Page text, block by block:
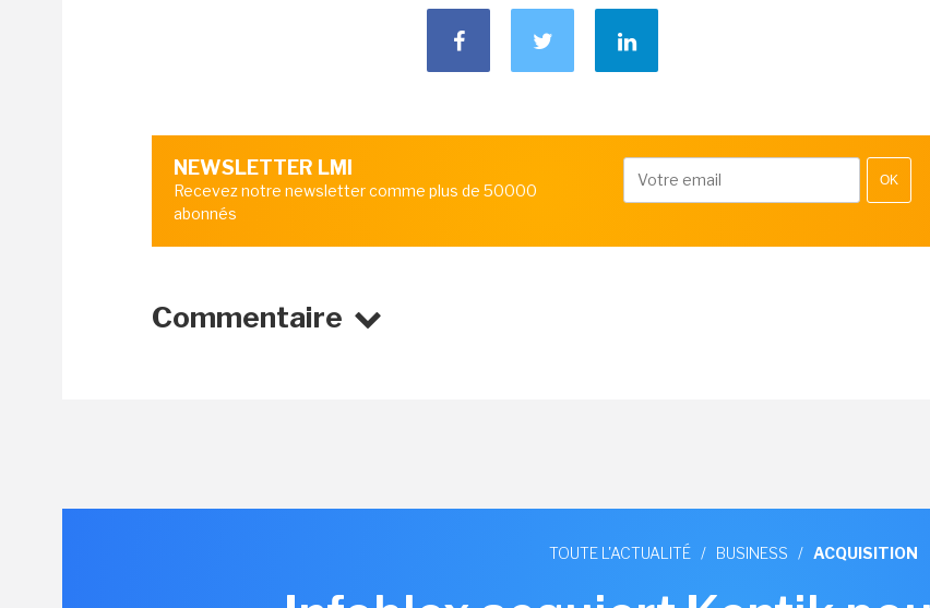
NEWSLETTER LMI
Recevez notre newsletter comme plus de 50000
abonnés
OK
Commentaire
TOUTE L'ACTUALITÉ / BUSINESS / ACQUISITION